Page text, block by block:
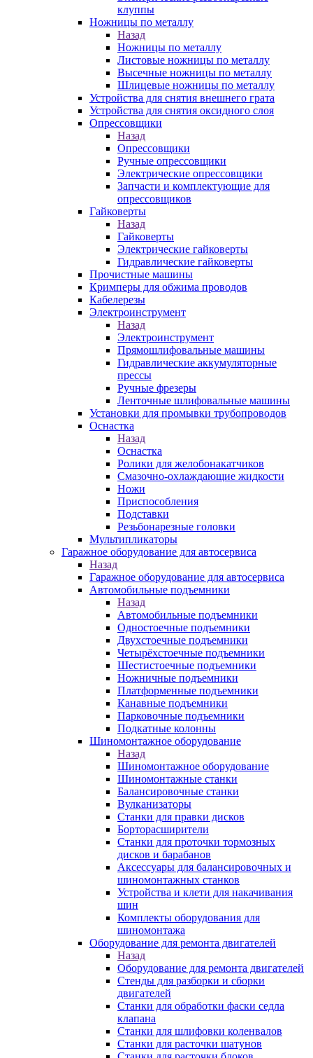
клуппы
Ножницы по металлу
Назад
Ножницы по металлу
Листовые ножницы по металлу
Высечные ножницы по металлу
Шлицевые ножницы по металлу
Устройства для снятия внешнего грата
Устройства для снятия оксидного слоя
Опрессовщики
Назад
Опрессовщики
Ручные опрессовщики
Электрические опрессовщики
Запчасти и комплектующие для
опрессовщиков
Гайковерты
Назад
Гайковерты
Электрические гайковерты
Гидравлические гайковерты
Прочистные машины
Кримперы для обжима проводов
Кабелерезы
Электроинструмент
Назад
Электроинструмент
Прямошлифовальные машины
Гидравлические аккумуляторные
прессы
Ручные фрезеры
Ленточные шлифовальные машины
Установки для промывки трубопроводов
Оснастка
Назад
Оснастка
Ролики для желобонакатчиков
Смазочно-охлаждающие жидкости
Ножи
Приспособления
Подставки
Резьбонарезные головки
Мультипликаторы
Гаражное оборудование для автосервиса
Назад
Гаражное оборудование для автосервиса
Автомобильные подъемники
Назад
Автомобильные подъемники
Одностоечные подъемники
Двухстоечные подъемники
Четырёхстоечные подъемники
Шестистоечные подъемники
Ножничные подъемники
Платформенные подъемники
Канавные подъемники
Парковочные подъемники
Подкатные колонны
Шиномонтажное оборудование
Назад
Шиномонтажное оборудование
Шиномонтажные станки
Балансировочные станки
Вулканизаторы
Станки для правки дисков
Борторасширители
Станки для проточки тормозных
дисков и барабанов
Аксессуары для балансировочных и
шиномонтажных станков
Устройства и клети для накачивания
шин
Комплекты оборудования для
шиномонтажа
Оборудование для ремонта двигателей
Назад
Оборудование для ремонта двигателей
Стенды для разборки и сборки
двигателей
Станки для обработки фаски седла
клапана
Станки для шлифовки коленвалов
Станки для расточки шатунов